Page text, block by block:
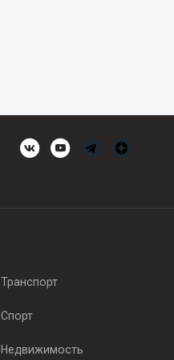
Транспорт
Спорт
Недвижимость